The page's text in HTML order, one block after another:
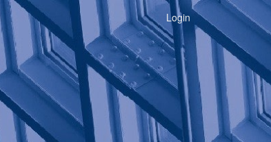
Login